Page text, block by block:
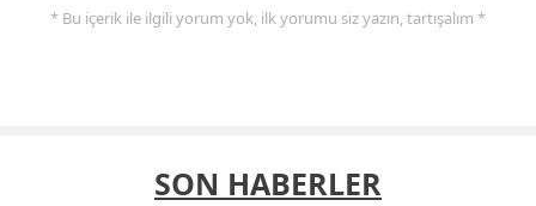
* Bu içerik ile ilgili yorum yok, ilk yorumu siz yazın, tartışalım *
SON HABERLER